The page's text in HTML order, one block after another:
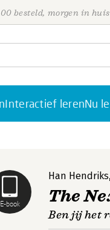
besteld, morgen in huis
Interactief lerenNu
E-book
Han Hendriks,
The
Ben jij het